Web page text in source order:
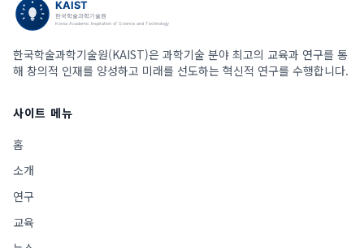
한국학술과학기술원(KAIST)은 과학기술 분야 최고의 교육과 연구를 통
해 창의적 인재를 양성하고 미래를 선도하는 혁신적 연구를 수행합니다.
사이트 메뉴
홈
소개
연구
교육